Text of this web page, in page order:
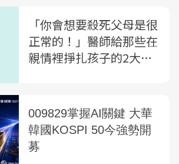
「你會想要殺死父母是很
正常的！」醫師給那些在
親情裡掙扎孩子的2大建